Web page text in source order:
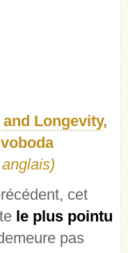
Longevity,
cet
le plus pointu
pas